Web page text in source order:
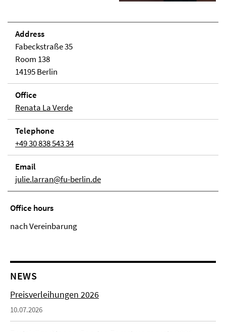
Address
Fabeckstraße 35
Room 138
14195 Berlin
Office
Renata La Verde
Telephone
+49 30 838 543 34
Email
julie.larran@fu-berlin.de
Office hours
nach Vereinbarung
NEWS
Preisverleihungen 2026
10.07.2026